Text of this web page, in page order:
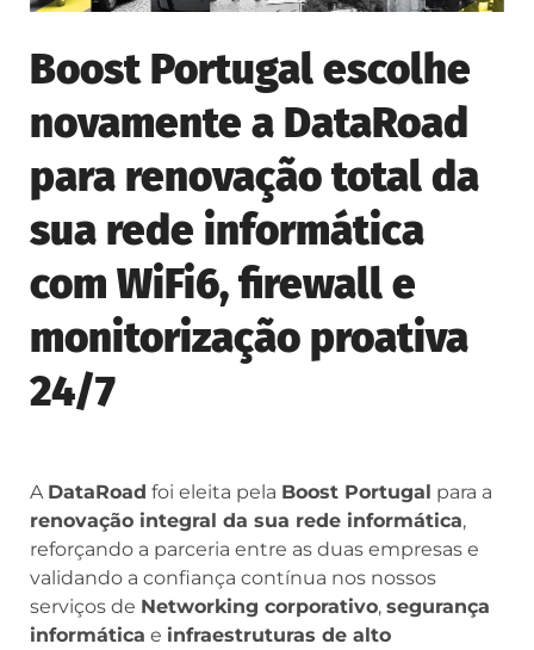
Boost Portugal escolhe
novamente a DataRoad
para renovação total da
sua rede informática
com WiFi6, firewall e
monitorização proativa
24/7
A DataRoad foi eleita pela Boost Portugal para a
renovação integral da sua rede informática,
reforçando a parceria entre as duas empresas e
validando a confiança contínua nos nossos
serviços de Networking corporativo, segurança
informática e infraestruturas de alto